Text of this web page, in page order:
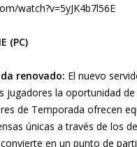
watch?v=5yJK4b7l56E
(PC)
renovado: El nuevo
jugadores la oportunidad
de Temporada ofrecen
únicas a través de los
en un punto de